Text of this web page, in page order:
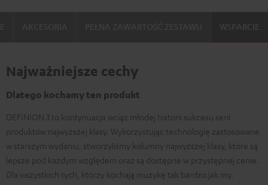
WSPARCIE
Najważniejsze cechy
Dlatego kochamy ten produkt
DEFINION 3 to kontynuacja wciąż młodej historii sukcesu serii
produktów najwyższej klasy. Wykorzystując technologię zastosowane
w starszym wydaniu, stworzyliśmy kolumny najwyższej klasy, które są
lepsze pod każdym względem oraz są dostępne w przystępnej cenie.
Dla wszystkich tych, którzy kochają muzykę tak bardzo jak my.